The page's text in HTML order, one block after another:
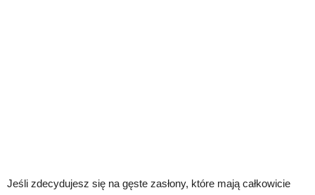
Jeśli zdecydujesz się na gęste zasłony, które mają całkowicie